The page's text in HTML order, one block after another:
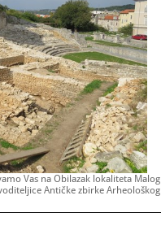
Vas na Obilazak lokaliteta Malog
Antičke zbirke Arheološkog
sati